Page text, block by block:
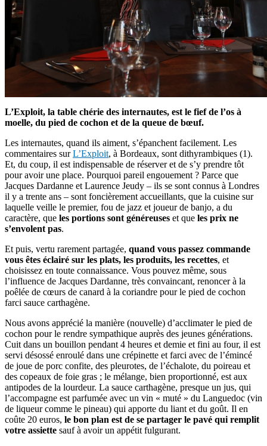
L’Exploit, la table chérie des internautes, est le fief de l’os à
moelle, du pied de cochon et de la queue de bœuf.
Les internautes, quand ils aiment, s’épanchent facilement. Les
commentaires surL’Exploit, à Bordeaux, sont dithyrambiques (1).
Et, du coup, il est indispensable de réserver et de s’y prendre tôt
pour avoir une place. Pourquoi pareil engouement ? Parce que
Jacques Dardanne et Laurence Jeudy – ils se sont connus à Londres
il y a trente ans – sont foncièrement accueillants, que la cuisine sur
laquelle veille le premier, fou de jazz et joueur de banjo, a du
caractère, que les portions sont généreuses et que les prix ne
s’envolent pas.
Et puis, vertu rarement partagée, quand vous passez commande
vous êtes éclairé sur les plats, les produits, les recettes, et
choisissez en toute connaissance. Vous pouvez même, sous
l’influence de Jacques Dardanne, très convaincant, renoncer à la
poêlée de cœurs de canard à la coriandre pour le pied de cochon
farci sauce carthagène.
Nous avons apprécié la manière (nouvelle) d’acclimater le pied de
cochon pour le rendre sympathique auprès des jeunes générations.
Cuit dans un bouillon pendant 4 heures et demie et fini au four, il est
servi désossé enroulé dans une crépinette et farci avec de l’émincé
de joue de porc confite, des pleurotes, de l’échalote, du poireau et
des copeaux de foie gras ; le mélange, bien proportionné, est aux
antipodes de la lourdeur. La sauce carthagène, presque un jus, qui
l’accompagne est parfumée avec un vin « muté » du Languedoc (vin
de liqueur comme le pineau) qui apporte du liant et du goût. Il en
coûte 20 euros, le bon plan est de se partager le pavé qui remplit
votre assiette sauf à avoir un appétit fulgurant.